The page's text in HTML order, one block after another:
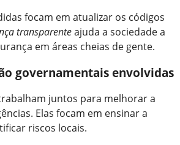
focam em atualizar os códigos
transparenteajuda a sociedade a
em áreas cheias de gente.
governamentais envolvidas
juntos para melhorar a
Elas focam em ensinar a
riscos locais.